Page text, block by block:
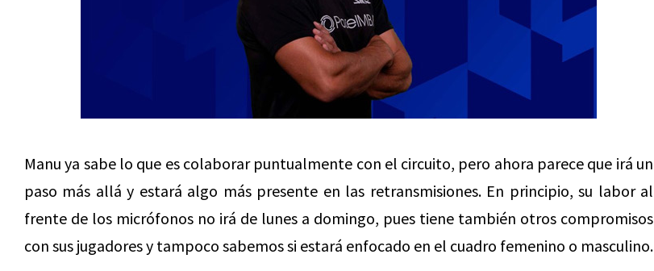
Manu ya sabe lo que es colaborar puntualmente con el circuito, pero ahora parece que irá un
paso más allá y estará algo más presente en las retransmisiones. En principio, su labor al
frente de los micrófonos no irá de lunes a domingo, pues tiene también otros compromisos
con sus jugadores y tampoco sabemos si estará enfocado en el cuadro femenino o masculino.